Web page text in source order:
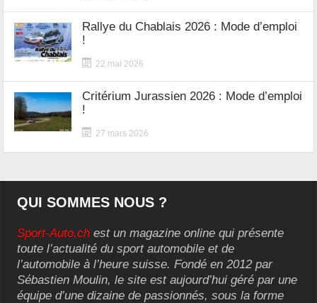
Rallye du Chablais 2026 : Mode d’emploi
!
22 mai 2026
Critérium Jurassien 2026 : Mode d’emploi
!
27 mars 2026
QUI SOMMES NOUS ?
Sport-Auto.ch est un magazine online qui présente
toute l’actualité du sport automobile et de
l’automobile à l’heure suisse. Fondé en 2012 par
Sébastien Moulin, le site est aujourd’hui géré par une
équipe d’une dizaine de passionnés, sous la forme